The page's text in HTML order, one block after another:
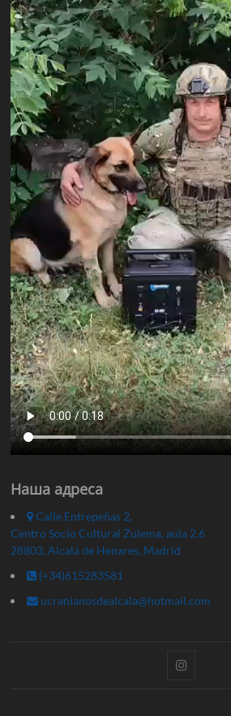
Наша адреса
Calle Entrepeñas 2,
Centro Socio Cultural Zulema, aula 2.6
28803, Alcalá de Henares, Madrid
(+34)615283581
ucranianosdealcala@hotmail.com
Instagram